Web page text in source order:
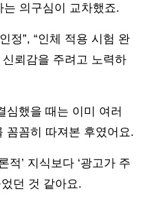
는 의구심이 교차했죠.
정”, “인체 적용 시험 완
뢰감을 주려고 노력하
심했을 때는 이미 여러
꼼꼼히 따져본 후였어요.
적’ 지식보다 ‘광고가 주
던 것 같아요.